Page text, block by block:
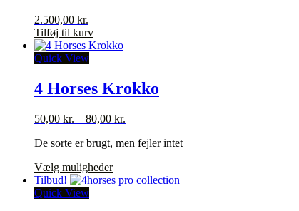
2.500,00 kr.
Tilføj til kurv
Quick View
4 Horses Krokko
50,00 kr. – 80,00 kr.
til
De sorte er brugt, men fejler intet
Vælg mulighederDette
vare
Tilbud!
Quick View